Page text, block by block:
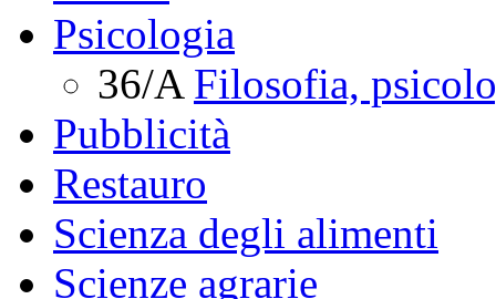
Psicologia
36/A Filosofia,
Pubblicità
Restauro
Scienza degli alimenti
Scienze agrarie